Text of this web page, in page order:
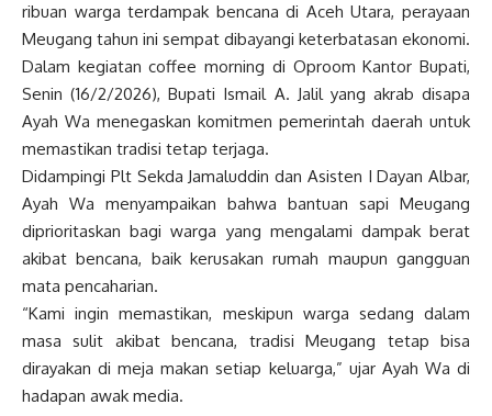
ribuan warga terdampak bencana di Aceh Utara, perayaan
Meugang tahun ini sempat dibayangi keterbatasan ekonomi.
Dalam kegiatan coffee morning di Oproom Kantor Bupati,
Senin (16/2/2026), Bupati Ismail A. Jalil yang akrab disapa
Ayah Wa menegaskan komitmen pemerintah daerah untuk
memastikan tradisi tetap terjaga.
Didampingi Plt Sekda Jamaluddin dan Asisten I Dayan Albar,
Ayah Wa menyampaikan bahwa bantuan sapi Meugang
diprioritaskan bagi warga yang mengalami dampak berat
akibat bencana, baik kerusakan rumah maupun gangguan
mata pencaharian.
“Kami ingin memastikan, meskipun warga sedang dalam
masa sulit akibat bencana, tradisi Meugang tetap bisa
dirayakan di meja makan setiap keluarga,” ujar Ayah Wa di
hadapan awak media.